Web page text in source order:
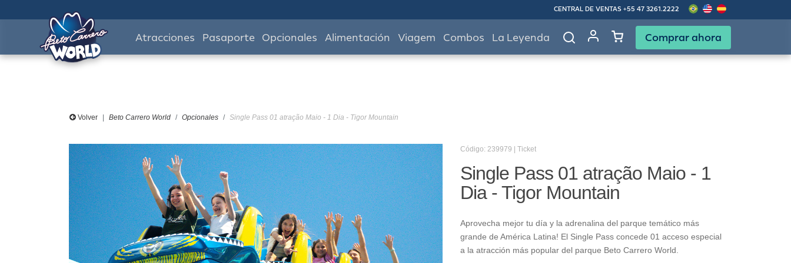
CENTRAL DE VENTAS +55 47 3261.2222
Atracciones Pasaporte Opcionales Alimentación Viagem Combos La Leyenda Comprar ahora
Volver Beto Carrero World Opcionales Single Pass 01 atração Maio - 1 Dia - Tigor Mountain
Código: 239979 | Ticket
Single Pass 01 atração Maio - 1
Dia - Tigor Mountain
Aprovecha mejor tu día y la adrenalina del parque temático más
grande de América Latina! El Single Pass concede 01 acceso especial
a la atracción más popular del parque Beto Carrero World.